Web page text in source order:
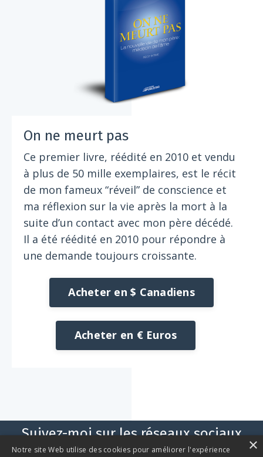
On ne meurt pas
Ce premier livre, réédité en 2010 et vendu
à plus de 50 mille exemplaires, est le récit
de mon fameux “réveil” de conscience et
ma réflexion sur la vie après la mort à la
suite d’un contact avec mon père décédé.
Il a été réédité en 2010 pour répondre à
une demande toujours croissante.
Acheter en $ Canadiens
Acheter en € Euros
Suivez-moi sur les réseaux sociaux
×
Notre site Web utilise des cookies pour améliorer l'expérience